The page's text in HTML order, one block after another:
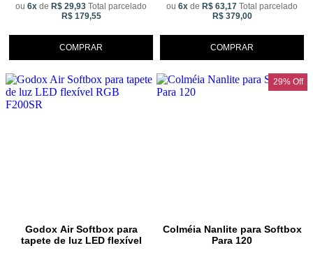
ou 6x de R$ 29,93 Total parcelado
R$ 179,55
COMPRAR
ou 6x de R$ 63,17 Total parcelado
R$ 379,00
COMPRAR
Godox Air Softbox para
tapete de luz LED flexível
29% Off
Colméia Nanlite para Softbox
Para 120